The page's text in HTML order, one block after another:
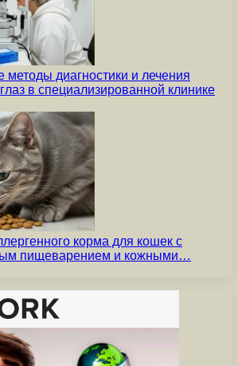
диагностики и лечения
в специализированной клинике
корма для кошек с
пищеварением и кожными…